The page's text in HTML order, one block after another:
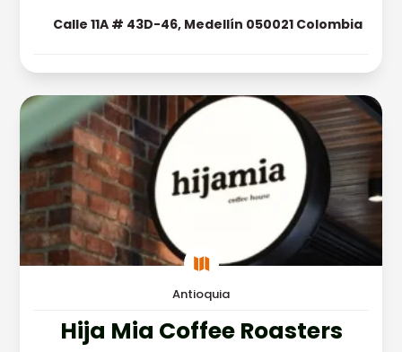
Calle 11A # 43D-46, Medellín 050021 Colombia

Antioquia
Hija Mia Coffee Roasters